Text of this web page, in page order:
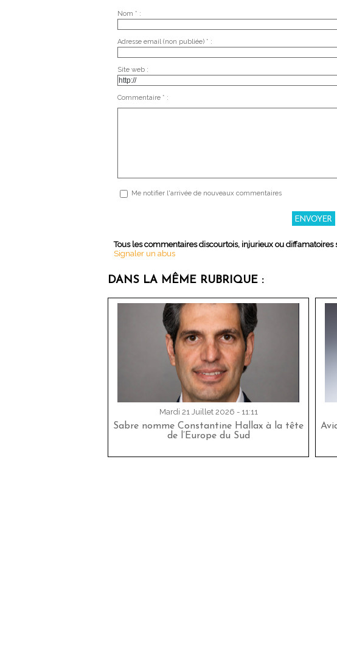
Nom * :
Adresse email (non publiée) * :
Site web :
Commentaire * :
Me notifier l'arrivée de nouveaux commentaires
Tous les commentaires discourtois, injurieux ou
Signaler un abus
DANS LA MÊME RUBRIQUE :
Mardi 21 Juillet 2026 - 11:11
Sabre nomme Constantine Hallax à la tête
de l’Europe du Sud